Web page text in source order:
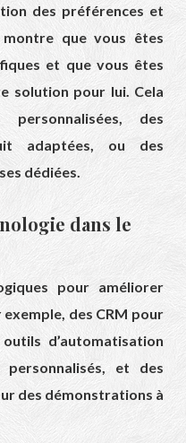
des préférences et
que vous êtes
et que vous êtes
solution pour lui. Cela
des
adaptées, ou des
dédiées.
dans le
pour améliorer
des CRM pour
d’automatisation
et des
des démonstrations à